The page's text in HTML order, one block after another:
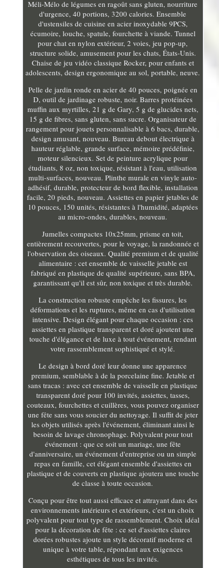
Méli-Mélo de légumes en ragoût sans gluten, nourriture
d'urgence, 40 portions, 3200 calories. Ensemble
d'ustensiles de cuisine en acier inoxydable 9PCS,
écumoire, louche, spatule, fourchette à viande. Tunnel
pour chat en nylon extérieur, 2 voies, jeu pop-up,
structure solide, amusement pour les chats, États-Unis.
Chaise de jeu vidéo classique Rocker, pour enfants et
adolescents, design ergonomique au sol, portable, neuve.
Pelle de jardin ronde en acier de 40 pouces, poignée en
D, outil de jardinage robuste, noir. Barres protéinées
muffin aux myrtilles, 21 g de Gary, 5 g de glucides nets,
15 g de fibres, sans gluten, sans sucre. Organisateur de
rangement pour jouets personnalisable à 6 bacs, durable,
design amusant, nouveau. Bureau debout électrique à
hauteur réglable, grande surface, mémoire prédéfinie,
moteur silencieux. Set de peinture acrylique pour
étudiants, 8 oz, non toxique, résistant à l'eau, utilisation
multi-surfaces, nouveau. Plinthe murale en vinyle auto-
adhésif, durable, protecteur de bord flexible, installation
facile, 20 pieds, nouveau. Assiettes en papier jetables de
10 pouces, 150 unités, résistantes à l'humidité, adaptées
au micro-ondes, durables, nouveau.
Jumelles compactes 10x25mm, prisme en toit,
entièrement recouvertes, pour le voyage, la randonnée et
l'observation des oiseaux. Qualité premium et de qualité
alimentaire : cet ensemble de vaisselle jetable est
fabriqué en plastique de qualité supérieure, sans BPA,
garantissant qu'il est sûr, non toxique et très durable.
La construction robuste empêche les fissures, les
déformations et les ruptures, même en cas d'utilisation
intensive. Design élégant pour chaque occasion : ces
assiettes en plastique transparent et doré ajoutent une
touche d'élégance et de luxe à tout événement, rendant
votre rassemblement sophistiqué et stylé.
Le design à bord doré leur donne une apparence
premium, semblable à de la porcelaine fine. Jetable et
sans tracas : avec cet ensemble de vaisselle en plastique
transparent doré pour 100 invités, assiettes, tasses,
couteaux, fourchettes et cuillères, vous pouvez organiser
une fête sans vous soucier du nettoyage. Il suffit de jeter
les objets utilisés après l'événement, éliminant ainsi le
besoin de lavage chronophage. Polyvalent pour tout
événement : que ce soit un mariage, une fête
d'anniversaire, un événement d'entreprise ou un simple
repas en famille, cet élégant ensemble d'assiettes en
plastique et de couverts en plastique ajoutera une touche
de classe à toute occasion.
Conçu pour être tout aussi efficace et attrayant dans des
environnements intérieurs et extérieurs, c'est un choix
polyvalent pour tout type de rassemblement. Choix idéal
pour la décoration de fête : ce set d'assiettes claires
dorées robustes ajoute un style décoratif moderne et
unique à votre table, répondant aux exigences
esthétiques de tous les invités.